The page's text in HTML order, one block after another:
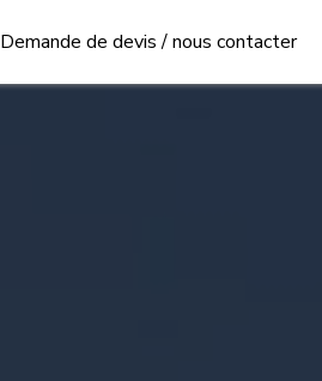
Demande de devis / nous contacter